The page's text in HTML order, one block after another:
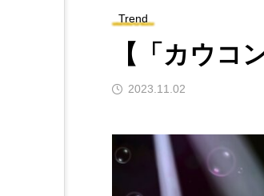
Trend
【「カウコ
2023.11.02